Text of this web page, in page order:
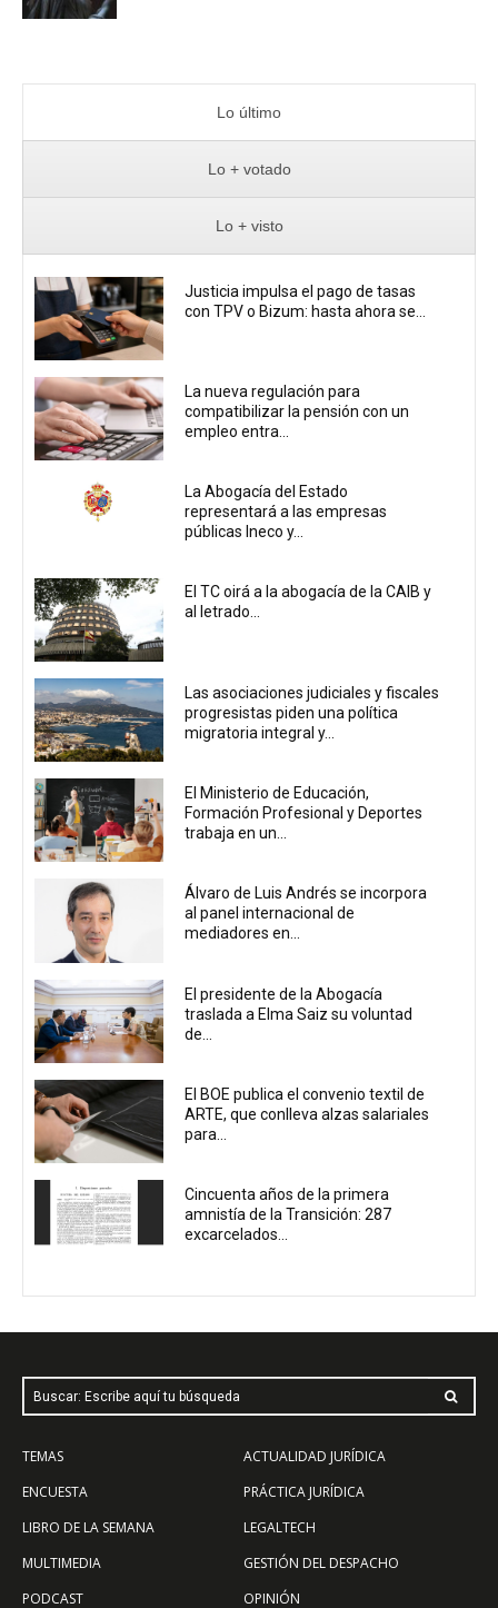
Lo último
Lo + votado
Lo + visto
Justicia impulsa el pago de tasas
con TPV o Bizum: hasta ahora se...
La nueva regulación para
compatibilizar la pensión con un
empleo entra...
La Abogacía del Estado
representará a las empresas
públicas Ineco y...
El TC oirá a la abogacía de la CAIB y
al letrado...
Las asociaciones judiciales y fiscales
progresistas piden una política
migratoria integral y...
El Ministerio de Educación,
Formación Profesional y Deportes
trabaja en un...
Álvaro de Luis Andrés se incorpora
al panel internacional de
mediadores en...
El presidente de la Abogacía
traslada a Elma Saiz su voluntad
de...
El BOE publica el convenio textil de
ARTE, que conlleva alzas salariales
para...
Cincuenta años de la primera
amnistía de la Transición: 287
excarcelados...
Buscar: Escribe aquí tu búsqueda
TEMAS
ENCUESTA
LIBRO DE LA SEMANA
MULTIMEDIA
PODCAST
ACTUALIDAD JURÍDICA
PRÁCTICA JURÍDICA
LEGALTECH
GESTIÓN DEL DESPACHO
OPINIÓN